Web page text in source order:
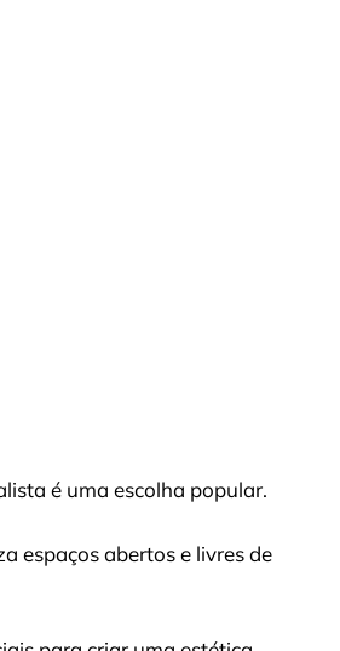
é uma escolha popular.
espaços abertos e livres de